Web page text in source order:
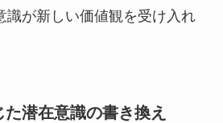
識が新しい価値観を受け入れ
潜在意識の書き換え